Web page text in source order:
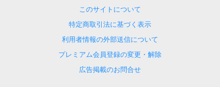
このサイトについて
特定商取引法に基づく表示
利用者情報の外部送信について
プレミアム会員登録の変更・解除
広告掲載のお問合せ